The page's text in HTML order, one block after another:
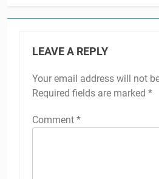
LEAVE A REPLY
Your email address will not
Required fields are marked *
Comment *